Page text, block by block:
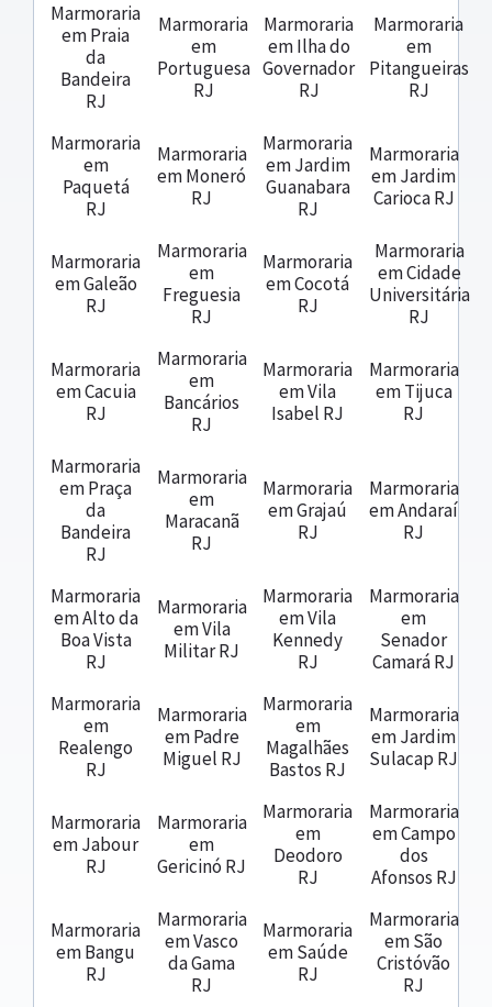
Marmoraria
em Praia
da
Bandeira
RJ
Marmoraria
em
Portuguesa
RJ
Marmoraria
em Ilha do
Governador
RJ
Marmoraria
em
Pitangueiras
RJ
Marmoraria
em
Paquetá
RJ
Marmoraria
em Moneró
RJ
Marmoraria
em Jardim
Guanabara
RJ
Marmoraria
em Jardim
Carioca RJ
Marmoraria
em Galeão
RJ
Marmoraria
em
Freguesia
RJ
Marmoraria
em Cocotá
RJ
Marmoraria
em Cidade
Universitária
RJ
Marmoraria
em Cacuia
RJ
Marmoraria
em
Bancários
RJ
Marmoraria
em Vila
Isabel RJ
Marmoraria
em Tijuca
RJ
Marmoraria
em Praça
da
Bandeira
RJ
Marmoraria
em
Maracanã
RJ
Marmoraria
em Grajaú
RJ
Marmoraria
em Andaraí
RJ
Marmoraria
em Alto da
Boa Vista
RJ
Marmoraria
em Vila
Militar RJ
Marmoraria
em Vila
Kennedy
RJ
Marmoraria
em
Senador
Camará RJ
Marmoraria
em
Realengo
RJ
Marmoraria
em Padre
Miguel RJ
Marmoraria
em
Magalhães
Bastos RJ
Marmoraria
em Jardim
Sulacap RJ
Marmoraria
em Jabour
RJ
Marmoraria
em
Gericinó RJ
Marmoraria
em
Deodoro
RJ
Marmoraria
em Campo
dos
Afonsos RJ
Marmoraria
em Bangu
RJ
Marmoraria
em Vasco
da Gama
RJ
Marmoraria
em Saúde
RJ
Marmoraria
em São
Cristóvão
RJ